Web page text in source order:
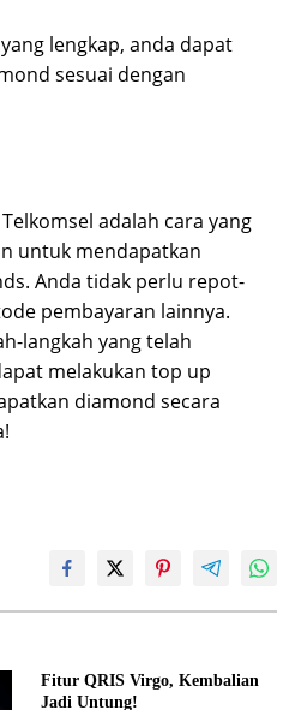
lengkap, anda dapat
sesuai dengan
adalah cara yang
untuk mendapatkan
Anda tidak perlu repot-
pembayaran lainnya.
langkah yang telah
melakukan top up
diamond secara
Fitur QRIS Virgo, Kembalian
Jadi Untung!